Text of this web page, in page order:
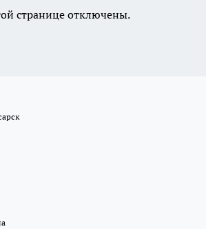
странице отключены.